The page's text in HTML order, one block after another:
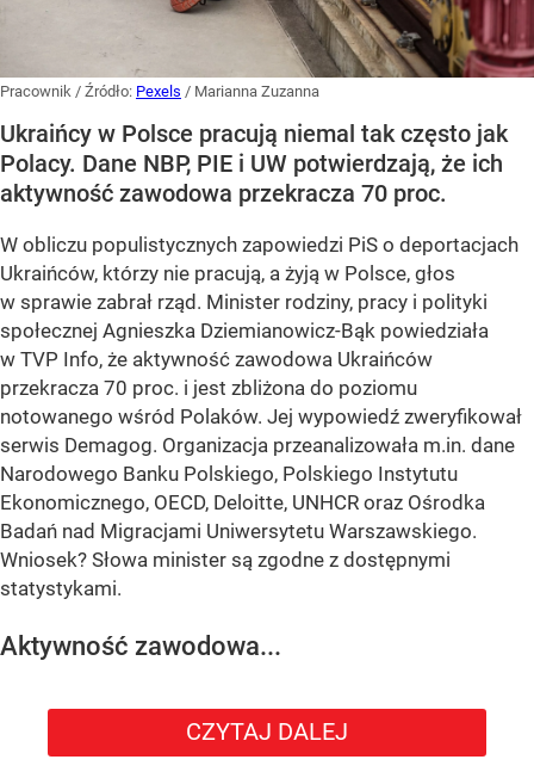
Pracownik / Źródło: Pexels / Marianna Zuzanna
Ukraińcy w Polsce pracują niemal tak często jak
Polacy. Dane NBP, PIE i UW potwierdzają, że ich
aktywność zawodowa przekracza 70 proc.
W obliczu populistycznych zapowiedzi PiS o deportacjach
Ukraińców, którzy nie pracują, a żyją w Polsce, głos
w sprawie zabrał rząd. Minister rodziny, pracy i polityki
społecznej Agnieszka Dziemianowicz-Bąk powiedziała
w TVP Info, że aktywność zawodowa Ukraińców
przekracza 70 proc. i jest zbliżona do poziomu
notowanego wśród Polaków. Jej wypowiedź zweryfikował
serwis Demagog. Organizacja przeanalizowała m.in. dane
Narodowego Banku Polskiego, Polskiego Instytutu
Ekonomicznego, OECD, Deloitte, UNHCR oraz Ośrodka
Badań nad Migracjami Uniwersytetu Warszawskiego.
Wniosek? Słowa minister są zgodne z dostępnymi
statystykami.
Aktywność zawodowa...
CZYTAJ DALEJ